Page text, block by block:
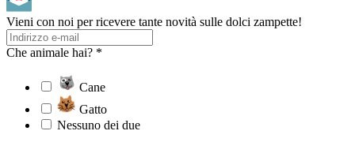
Vieni con noi per ricevere tante novità sulle dolci zampette!
Che animale hai? *
Cane
Gatto
Nessuno dei due